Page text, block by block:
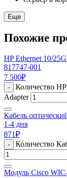
Еще
Похожие
HP Ethernet 10/
817747-001
7 500₽
-
Количество
Adapter
Кабель
1-4 дня
871₽
- Количество
Модуль Cisco